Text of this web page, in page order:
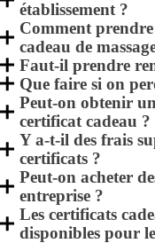
établissement ?
Comment
cadeau de
Faut-il prendre
Que faire si on
Peut-on obtenir
certificat cadeau ?
Y a-t-il des frais
certificats ?
Peut-on acheter
entreprise ?
Les certificats
disponibles pour